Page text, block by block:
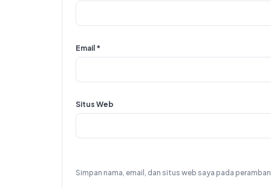
Email *
Situs Web
Simpan nama, email, dan situs web saya pada